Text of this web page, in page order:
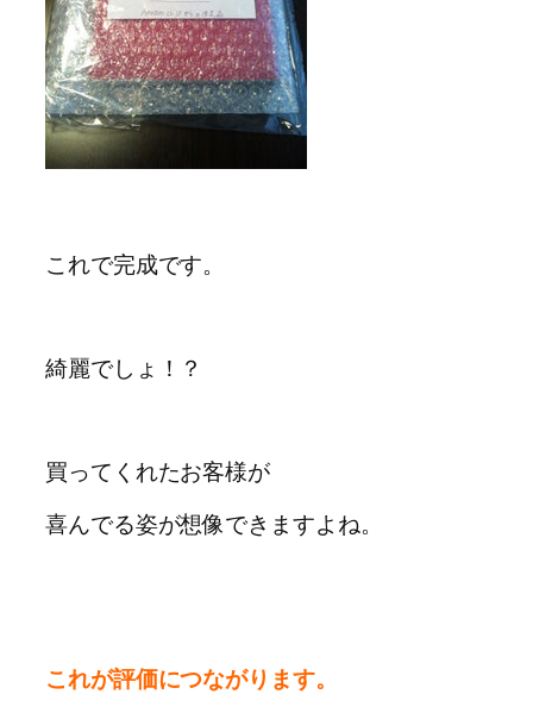
これで完成です。
綺麗でしょ！？
買ってくれたお客様が
喜んでる姿が想像できますよね。
これが評価につながります。